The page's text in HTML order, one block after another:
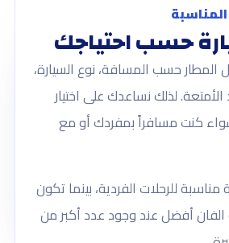
حسب احتياجك
حسب المسافة، نوع السيارة،
لذلك نساعدك على اختيار
كنت مسافراً بمفردك أو مع
مناسبة للرحلات الفردية، بينما تكون
الفان أفضل عند وجود عدد أكبر من